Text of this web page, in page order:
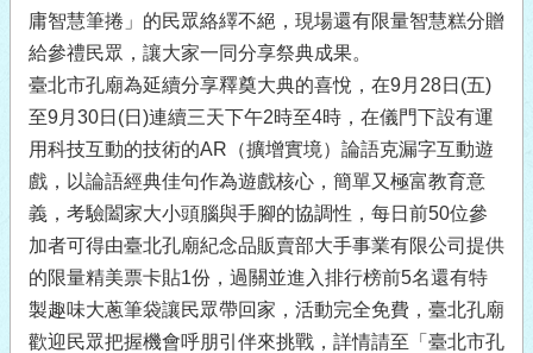
庸智慧筆捲」的民眾絡繹不絕，現場還有限量智慧糕分贈
給參禮民眾，讓大家一同分享祭典成果。
臺北市孔廟為延續分享釋奠大典的喜悅，在9月28日(五)
至9月30日(日)連續三天下午2時至4時，在儀門下設有運
用科技互動的技術的AR（擴增實境）論語克漏字互動遊
戲，以論語經典佳句作為遊戲核心，簡單又極富教育意
義，考驗闔家大小頭腦與手腳的協調性，每日前50位參
加者可得由臺北孔廟紀念品販賣部大手事業有限公司提供
的限量精美票卡貼1份，過關並進入排行榜前5名還有特
製趣味大蔥筆袋讓民眾帶回家，活動完全免費，臺北孔廟
歡迎民眾把握機會呼朋引伴來挑戰，詳情請至「臺北市孔